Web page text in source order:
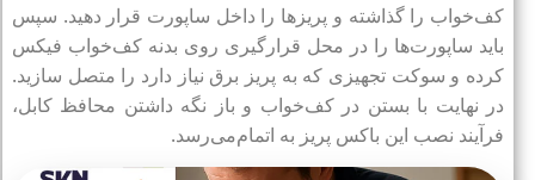
کف‌خواب را گذاشته و پریزها را داخل ساپورت قرار دهید. سپس
باید ساپورت‌ها را در محل قرارگیری روی بدنه کف‌خواب فیکس
کرده و سوکت تجهیزی که به پریز برق نیاز دارد را متصل سازید.
در نهایت با بستن در کف‌خواب و باز نگه داشتن محافظ کابل،
فرآیند نصب این باکس پریز به اتمام‌می‌رسد.